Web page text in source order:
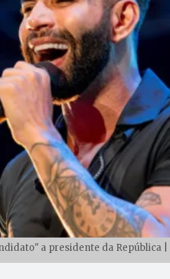
a presidente da República |